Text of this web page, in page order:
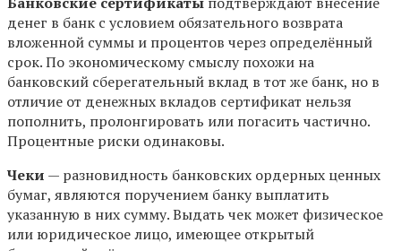
денег в банк с условием обязательного возврата
вложенной суммы и процентов через определённый
срок. По экономическому смыслу похожи на
банковский сберегательный вклад в тот же банк, но в
отличие от денежных вкладов сертификат нельзя
пополнить, пролонгировать или погасить частично.
Процентные риски одинаковы.
Чеки — разновидность банковских ордерных ценных
бумаг, являются поручением банку выплатить
указанную в них сумму. Выдать чек может физическое
или юридическое лицо, имеющее открытый